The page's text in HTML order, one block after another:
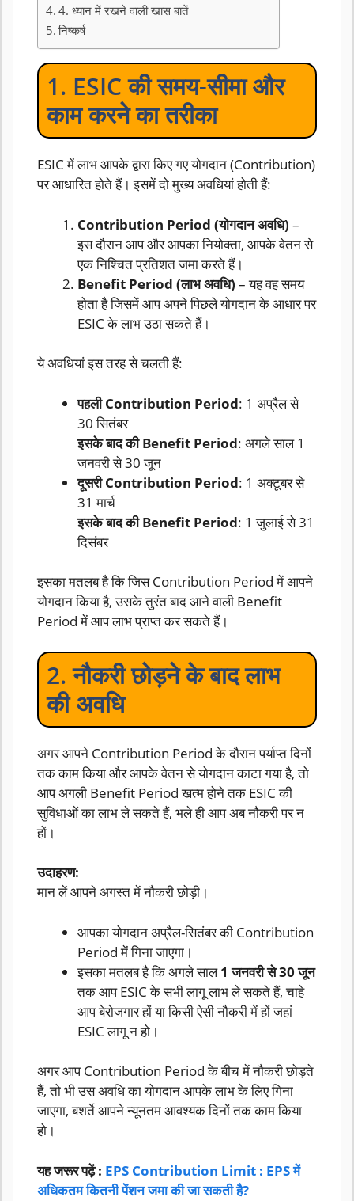
4. ध्यान में रखने वाली खास बातें
निष्कर्ष
1. ESIC की समय-सीमा और
काम करने का तरीका
ESIC में लाभ आपके द्वारा किए गए योगदान (Contribution)
पर आधारित होते हैं। इसमें दो मुख्य अवधियां होती हैं:
Contribution Period (योगदान अवधि) –
इस दौरान आप और आपका नियोक्ता, आपके वेतन से
एक निश्चित प्रतिशत जमा करते हैं।
Benefit Period (लाभ अवधि) – यह वह समय
होता है जिसमें आप अपने पिछले योगदान के आधार पर
ESIC के लाभ उठा सकते हैं।
ये अवधियां इस तरह से चलती हैं:
पहली Contribution Period: 1 अप्रैल से
30 सितंबर
इसके बाद की Benefit Period: अगले साल 1
जनवरी से 30 जून
दूसरी Contribution Period: 1 अक्टूबर से
31 मार्च
इसके बाद की Benefit Period: 1 जुलाई से 31
दिसंबर
इसका मतलब है कि जिस Contribution Period में आपने
योगदान किया है, उसके तुरंत बाद आने वाली Benefit
Period में आप लाभ प्राप्त कर सकते हैं।
2. नौकरी छोड़ने के बाद लाभ
की अवधि
अगर आपने Contribution Period के दौरान पर्याप्त दिनों
तक काम किया और आपके वेतन से योगदान काटा गया है, तो
आप अगली Benefit Period खत्म होने तक ESIC की
सुविधाओं का लाभ ले सकते हैं, भले ही आप अब नौकरी पर न
हों।
उदाहरण:
मान लें आपने अगस्त में नौकरी छोड़ी।
आपका योगदान अप्रैल-सितंबर की Contribution
Period में गिना जाएगा।
इसका मतलब है कि अगले साल1 जनवरी से 30 जून
तक आप ESIC के सभी लागू लाभ ले सकते हैं, चाहे
आप बेरोजगार हों या किसी ऐसी नौकरी में हों जहां
ESIC लागू न हो।
अगर आप Contribution Period के बीच में नौकरी छोड़ते
हैं, तो भी उस अवधि का योगदान आपके लाभ के लिए गिना
जाएगा, बशर्ते आपने न्यूनतम आवश्यक दिनों तक काम किया
हो।
यह जरूर पढ़ें : EPS Contribution Limit : EPS में
अधिकतम कितनी पेंशन जमा की जा सकती है?